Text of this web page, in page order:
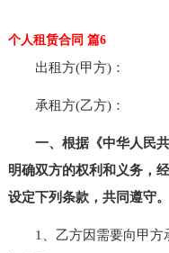
个人租赁合同 篇6
出租方(甲方)：
承租方(乙方)：
一、根据《中华人民共
明确双方的权利和义务，
设定下列条款，共同遵守。
1、乙方因需要向甲方